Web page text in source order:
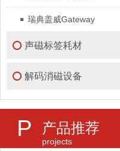
瑞典盖威Gateway
声磁标签耗材
解码消磁设备
P 产品推荐
projects